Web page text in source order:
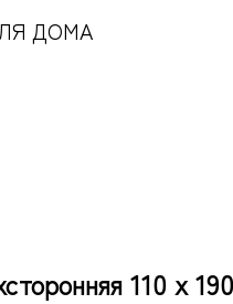
ДОМА
110 х